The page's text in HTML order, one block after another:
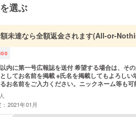
選ぶ
未達なら全額返金されます(All-or-
内に第一号広報誌を送付 希望する場合は、そ
してお名前を掲載 ※氏名を掲載してもよろしい
お名前をご入力ください。ニックネーム等も可
2021年01月